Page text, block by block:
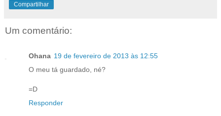
Compartilhar
Um comentário:
Ohana 19 de fevereiro de 2013 às 12:55
O meu tá guardado, né?
=D
Responder